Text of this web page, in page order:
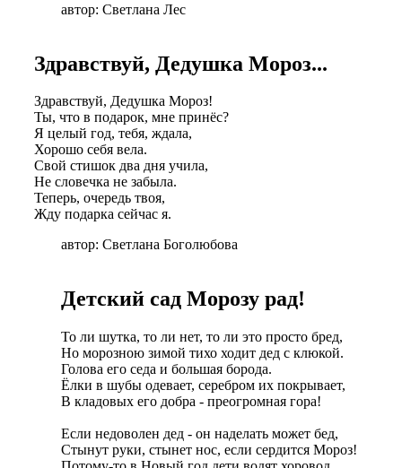
автор: Светлана Лес
Здравствуй, Дедушка Мороз...
Здравствуй, Дедушка Мороз!
Ты, что в подарок, мне принёс?
Я целый год, тебя, ждала,
Хорошо себя вела.
Свой стишок два дня учила,
Не словечка не забыла.
Теперь, очередь твоя,
Жду подарка сейчас я.
автор: Светлана Боголюбова
Детский сад Морозу рад!
То ли шутка, то ли нет, то ли это просто бред,
Но морозною зимой тихо ходит дед с клюкой.
Голова его седа и большая борода.
Ёлки в шубы одевает, серебром их покрывает,
В кладовых его добра - преогромная гора!
Если недоволен дед - он наделать может бед,
Стынут руки, стынет нос, если сердится Мороз!